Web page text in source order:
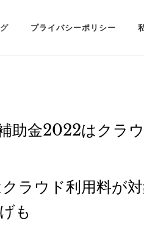
プライバシーポリシー
助金2022はクラ
ラウド利用料が
も